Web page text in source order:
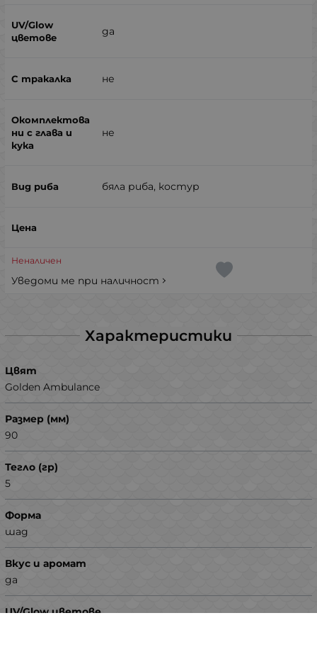
да
не
не
бяла риба, костур
Неналичен
Уведоми ме при наличност
Характеристики
Цвят
Golden Ambulance
Размер (мм)
90
Тегло (гр)
5
Форма
шад
Вкус и аромат
да
UV/Glow цветове